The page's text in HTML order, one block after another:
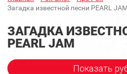
Загадка известной песни PEARL JAM
ЗАГАДКА
PEARL JAM
Показать